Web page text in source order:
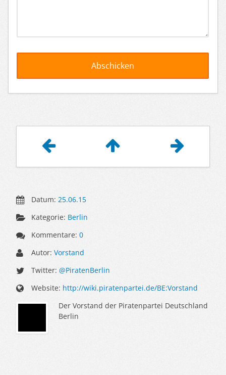
Datum:25.06.15
Kategorie: Berlin
Kommentare:0
Autor:Vorstand
Twitter:@PiratenBerlin
Website: http://wiki.piratenpartei.de/BE:Vorstand
Der Vorstand der Piratenpartei Deutschland
Berlin